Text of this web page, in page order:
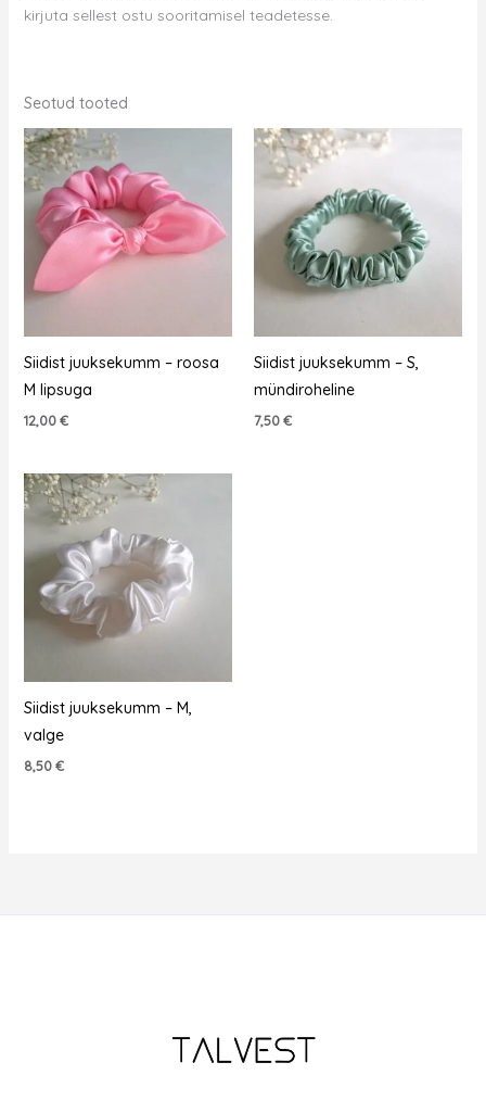
kirjuta sellest ostu sooritamisel teadetesse.
Seotud tooted
Siidist juuksekumm – roosa
M lipsuga
12,00€
Siidist juuksekumm – S,
mündiroheline
7,50€
Siidist juuksekumm – M,
valge
8,50€